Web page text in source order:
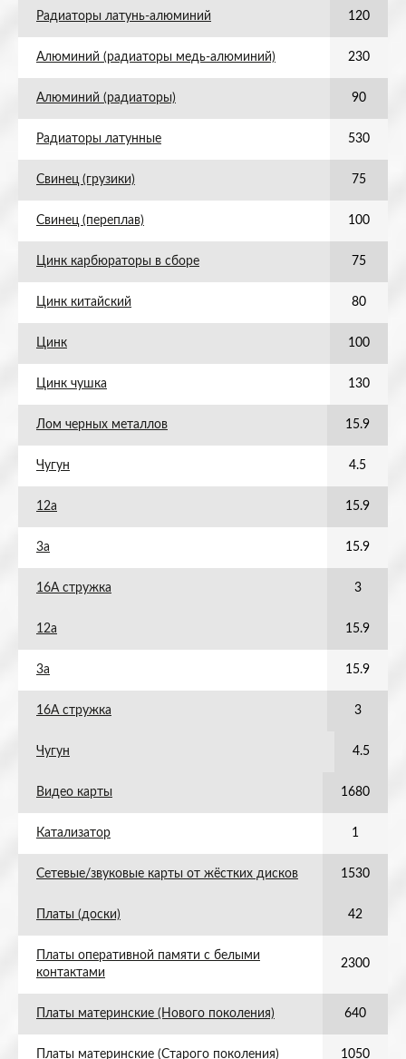
Радиаторы латунь-алюминий 120
Алюминий (радиаторы медь-алюминий) 230
Алюминий (радиаторы) 90
Радиаторы латунные 530
Свинец (грузики) 75
Свинец (переплав) 100
Цинк карбюраторы в сборе 75
Цинк китайский 80
Цинк 100
Цинк чушка 130
Лом черных металлов 15.9
Чугун 4.5
12а 15.9
3а 15.9
16А стружка 3
12а 15.9
3а 15.9
16А стружка 3
Чугун 4.5
Видео карты 1680
Катализатор 1
Сетевые/звуковые карты от жёстких дисков 1530
Платы (доски) 42
Платы оперативной памяти с белыми
контактами
2300
Платы материнские (Нового поколения) 640
Платы материнские (Старого поколения) 1050